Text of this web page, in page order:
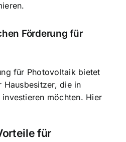
Förderung für
für Photovoltaik bietet
Hausbesitzer, die in
möchten. Hier
für